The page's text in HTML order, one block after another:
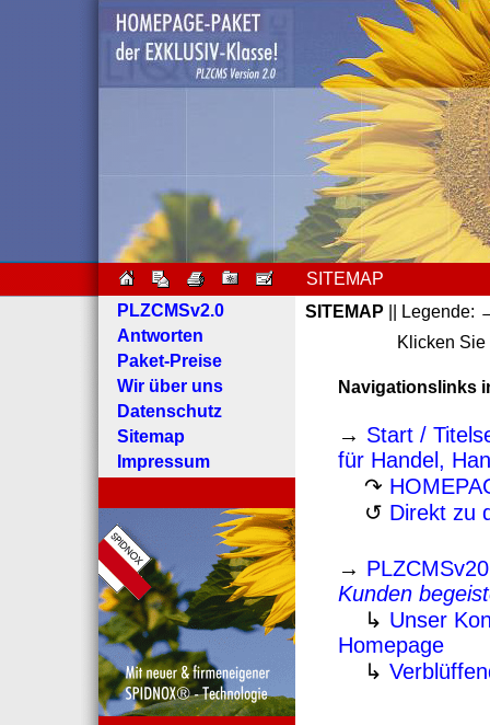
SITEMAP
PLZCMSv2.0
Antworten
Paket-Preise
Wir über uns
Datenschutz
Sitemap
Impressum
SITEMAP
|| Legende:
Klicken
Navigationslinks
→ Start /
für Handel,
↷
↺ Direkt zu
→
Kunden
↳ Unser
Homepage
↳